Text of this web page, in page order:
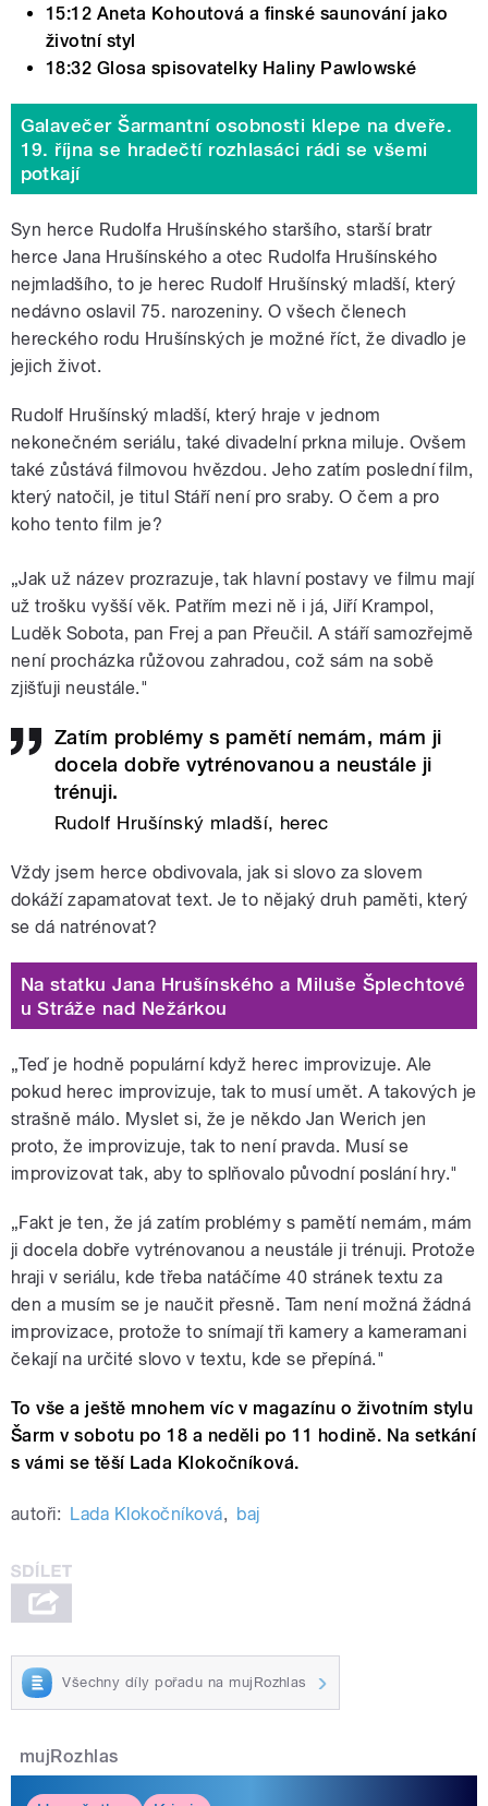
15:12 Aneta Kohoutová a finské saunování jako
životní styl
18:32 Glosa spisovatelky Haliny Pawlowské
Galavečer Šarmantní osobnosti klepe na dveře.
19. října se hradečtí rozhlasáci rádi se všemi
potkají
Syn herce Rudolfa Hrušínského staršího, starší bratr
herce Jana Hrušínského a otec Rudolfa Hrušínského
nejmladšího, to je herec Rudolf Hrušínský mladší, který
nedávno oslavil 75. narozeniny. O všech členech
hereckého rodu Hrušínských je možné říct, že divadlo je
jejich život.
Rudolf Hrušínský mladší, který hraje v jednom
nekonečném seriálu, také divadelní prkna miluje. Ovšem
také zůstává filmovou hvězdou. Jeho zatím poslední film,
který natočil, je titul Stáří není pro sraby. O čem a pro
koho tento film je?
„Jak už název prozrazuje, tak hlavní postavy ve filmu mají
už trošku vyšší věk. Patřím mezi ně i já, Jiří Krampol,
Luděk Sobota, pan Frej a pan Přeučil. A stáří samozřejmě
není procházka růžovou zahradou, což sám na sobě
zjišťuji neustále."
Zatím problémy s pamětí nemám, mám ji
docela dobře vytrénovanou a neustále ji
trénuji.
Rudolf Hrušínský mladší, herec
Vždy jsem herce obdivovala, jak si slovo za slovem
dokáží zapamatovat text. Je to nějaký druh paměti, který
se dá natrénovat?
Na statku Jana Hrušínského a Miluše Šplechtové
u Stráže nad Nežárkou
„Teď je hodně populární když herec improvizuje. Ale
pokud herec improvizuje, tak to musí umět. A takových je
strašně málo. Myslet si, že je někdo Jan Werich jen
proto, že improvizuje, tak to není pravda. Musí se
improvizovat tak, aby to splňovalo původní poslání hry."
„Fakt je ten, že já zatím problémy s pamětí nemám, mám
ji docela dobře vytrénovanou a neustále ji trénuji. Protože
hraji v seriálu, kde třeba natáčíme 40 stránek textu za
den a musím se je naučit přesně. Tam není možná žádná
improvizace, protože to snímají tři kamery a kameramani
čekají na určité slovo v textu, kde se přepíná."
To vše a ještě mnohem víc v magazínu o životním stylu
Šarm v sobotu po 18 a neděli po 11 hodině. Na setkání
s vámi se těší Lada Klokočníková.
autoři: Lada Klokočníková, baj
Všechny díly pořadu na mujRozhlas
mujRozhlas